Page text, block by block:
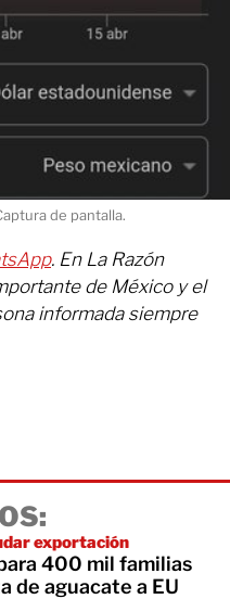
de pantalla.
. En La Razón
de México y el
informada siempre
exportación
400 mil familias
de aguacate a EU